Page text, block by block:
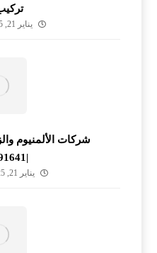
يناير 21, 2025
شركات الألمنيوم
|0506691641
يناير 21, 2025